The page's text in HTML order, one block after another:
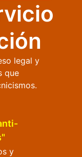
legal y
que
y